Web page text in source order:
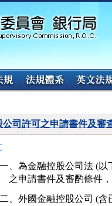
公司許可之申請書件及審
一、為金融控股公司法 (
之申請書件及審酌條件
二、外國金融控股公司 (